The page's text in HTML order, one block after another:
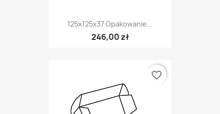
125x125x37 Opakowanie...
246,00 zł
favorite_border